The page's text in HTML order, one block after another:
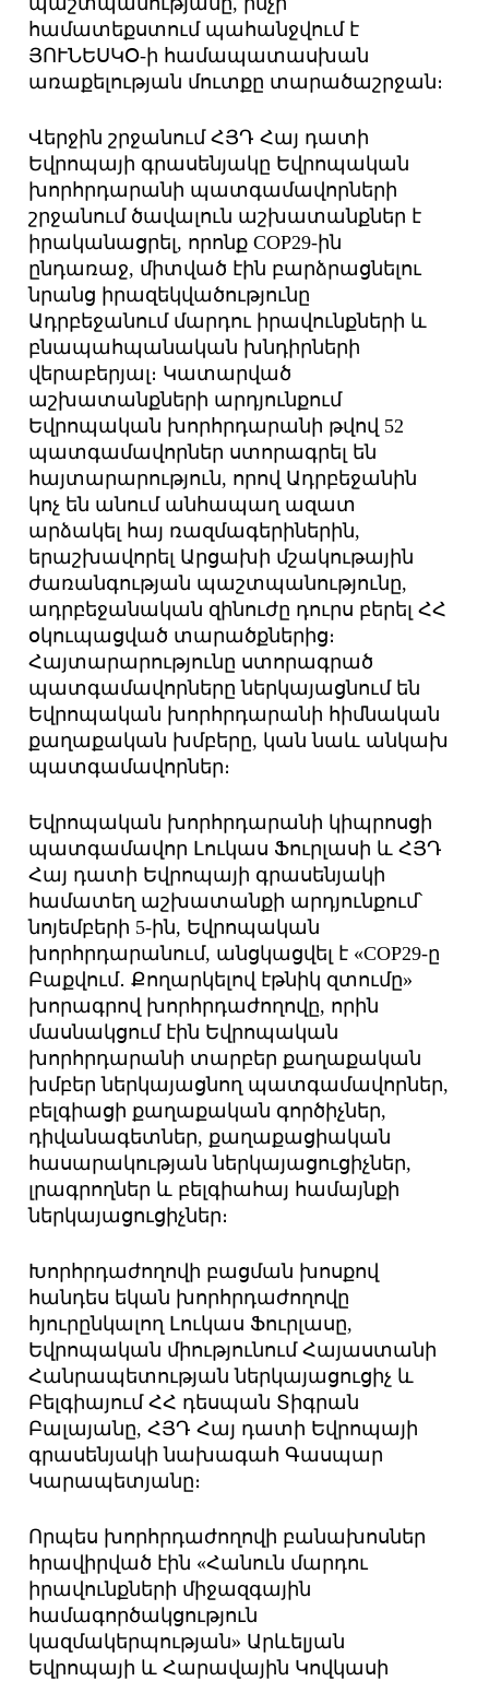
համատեքստում պահանջվում է
ՅՈՒՆԵՍԿՕ-ի համապատասխան
առաքելության մուտքը տարածաշրջան։
Վերջին շրջանում ՀՅԴ Հայ դատի
Եվրոպայի գրասենյակը Եվրոպական
խորհրդարանի պատգամավորների
շրջանում ծավալուն աշխատանքներ է
իրականացրել, որոնք COP29-ին
ընդառաջ, միտված էին բարձրացնելու
նրանց իրազեկվածությունը
Ադրբեջանում մարդու իրավունքների և
բնապահպանական խնդիրների
վերաբերյալ։ Կատարված
աշխատանքների արդյունքում
Եվրոպական խորհրդարանի թվով 52
պատգամավորներ ստորագրել են
հայտարարություն, որով Ադրբեջանին
կոչ են անում անհապաղ ազատ
արձակել հայ ռազմագերիներին,
երաշխավորել Արցախի մշակութային
ժառանգության պաշտպանությունը,
ադրբեջանական զինուժը դուրս բերել ՀՀ
օկուպացված տարածքներից։
Հայտարարությունը ստորագրած
պատգամավորները ներկայացնում են
Եվրոպական խորհրդարանի հիմնական
քաղաքական խմբերը, կան նաև անկախ
պատգամավորներ։
Եվրոպական խորհրդարանի կիպրոսցի
պատգամավոր Լուկաս Ֆուրլասի և ՀՅԴ
Հայ դատի Եվրոպայի գրասենյակի
համատեղ աշխատանքի արդյունքում՝
նոյեմբերի 5-ին, Եվրոպական
խորհրդարանում, անցկացվել է «COP29-ը
Բաքվում․ Քողարկելով էթնիկ զտումը»
խորագրով խորհրդաժողովը, որին
մասնակցում էին Եվրոպական
խորհրդարանի տարբեր քաղաքական
խմբեր ներկայացնող պատգամավորներ,
բելգիացի քաղաքական գործիչներ,
դիվանագետներ, քաղաքացիական
հասարակու­թյան ներկայացուցիչներ,
լրագրողներ և բելգիահայ համայնքի
ներկայացուցիչներ։
Խորհրդաժողովի բացման խոսքով
հանդես եկան խորհրդաժողովը
հյուրընկալող Լուկաս Ֆուրլասը,
Եվրոպական միությունում Հայաստանի
Հանրապետության ներկայացուցիչ և
Բելգիայում ՀՀ դեսպան Տիգրան
Բալայանը, ՀՅԴ Հայ դատի Եվրոպայի
գրասենյակի նախագահ Գասպար
Կարապետյանը։
Որպես խորհրդաժողովի բանախոսներ
հրավիրված էին «Հանուն մարդու
իրավունքների միջազգային
համագործակցություն
կազմակերպության» Արևելյան
Եվրոպայի և Հարավային Կովկասի